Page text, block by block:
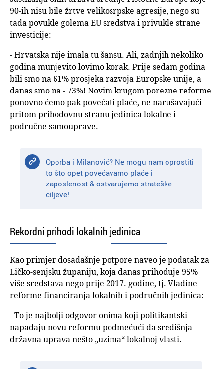
90-ih nisu bile žrtve velikosrpske agresije, nego su
tada povukle golema EU sredstva i privukle strane
investicije:
- Hrvatska nije imala tu šansu. Ali, zadnjih nekoliko
godina munjevito lovimo korak. Prije sedam godina
bili smo na 61% prosjeka razvoja Europske unije, a
danas smo na - 73%! Novim krugom porezne reforme
ponovno ćemo pak povećati plaće, ne narušavajući
pritom prihodovnu stranu jedinica lokalne i
područne samouprave.
Oporba i Milanović? Ne mogu nam oprostiti
to što opet povećavamo plaće i
zaposlenost & ostvarujemo strateške
ciljeve!
Rekordni prihodi lokalnih jedinica
Kao primjer dosadašnje potpore naveo je podatak za
Ličko-senjsku županiju, koja danas prihoduje 95%
više sredstava nego prije 2017. godine, tj. Vladine
reforme financiranja lokalnih i područnih jedinica:
- To je najbolji odgovor onima koji politikantski
napadaju novu reformu podmećući da središnja
državna uprava nešto „uzima“ lokalnoj vlasti.